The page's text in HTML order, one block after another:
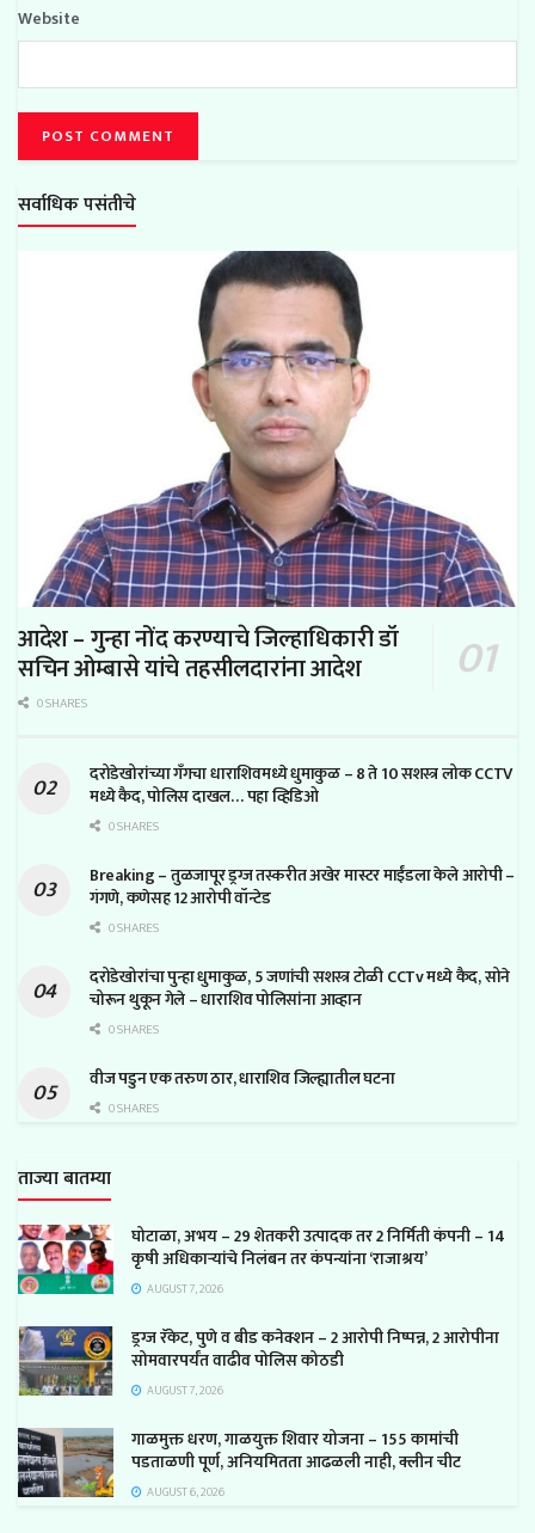
Website
सर्वाधिक पसंतीचे
आदेश – गुन्हा नोंद करण्याचे जिल्हाधिकारी डॉ
सचिन ओम्बासे यांचे तहसीलदारांना आदेश
0 SHARES
दरोडेखोरांच्या गँगचा धाराशिवमध्ये धुमाकुळ – 8 ते 10 सशस्त्र लोक CCTV
मध्ये कैद, पोलिस दाखल… पहा व्हिडिओ
0 SHARES
Breaking – तुळजापूर ड्रग्ज तस्करीत अखेर मास्टर माईंडला केले आरोपी –
गंगणे, कणेसह 12 आरोपी वॉन्टेड
0 SHARES
दरोडेखोरांचा पुन्हा धुमाकुळ, 5 जणांची सशस्त्र टोळी CCTv मध्ये कैद, सोने
चोरून थुकून गेले – धाराशिव पोलिसांना आव्हान
0 SHARES
वीज पडुन एक तरुण ठार, धाराशिव जिल्ह्यातील घटना
0 SHARES
ताज्या बातम्या
घोटाळा, अभय – 29 शेतकरी उत्पादक तर 2 निर्मिती कंपनी – 14
कृषी अधिकाऱ्यांचे निलंबन तर कंपन्यांना ‘राजाश्रय’
AUGUST 7, 2026
ड्रग्ज रॅकेट, पुणे व बीड कनेक्शन – 2 आरोपी निष्पन्न, 2 आरोपीना
सोमवारपर्यंत वाढीव पोलिस कोठडी
AUGUST 7, 2026
गाळमुक्त धरण, गाळयुक्त शिवार योजना – 155 कामांची
पडताळणी पूर्ण, अनियमितता आढळली नाही, क्लीन चीट
AUGUST 6, 2026